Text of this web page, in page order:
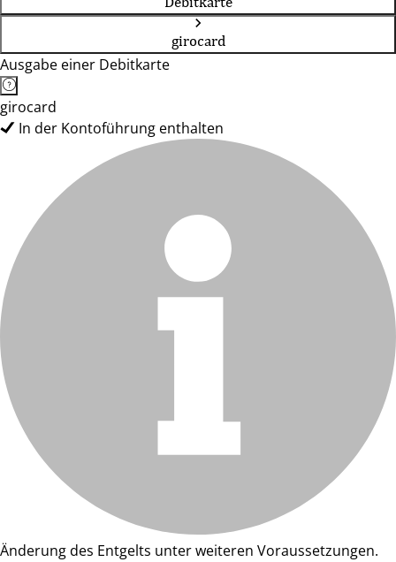
girocard
Ausgabe einer Debitkarte
girocard
In der Kontoführung enthalten
Änderung des Entgelts unter weiteren Voraussetzungen.